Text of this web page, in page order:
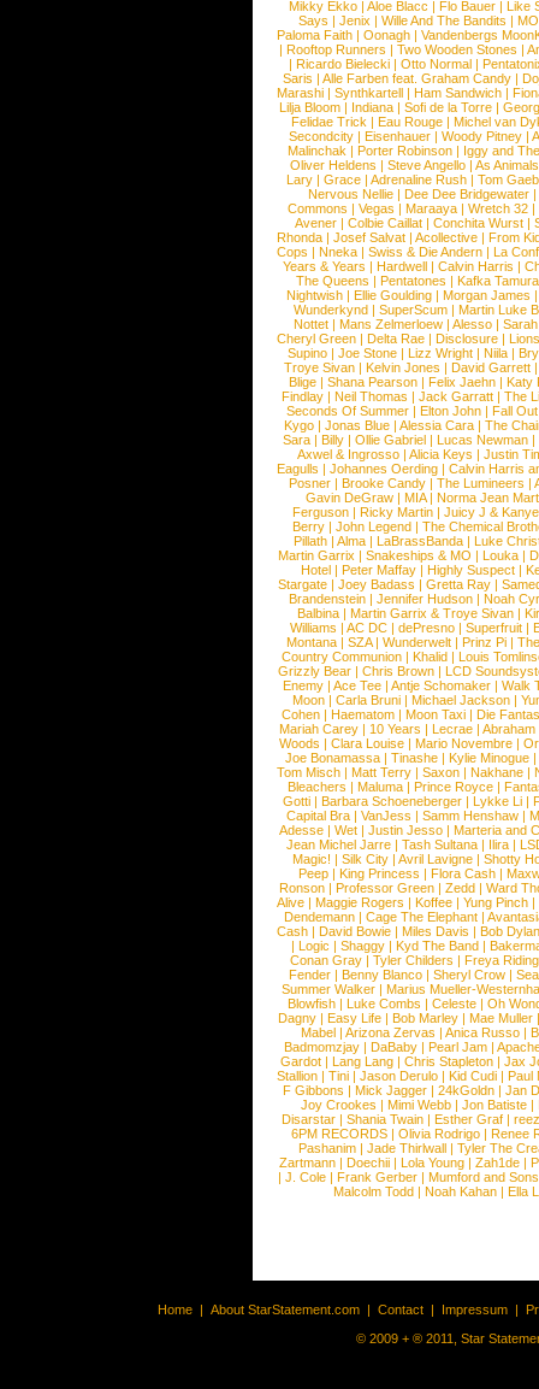
Mikky Ekko | Aloe Blacc | Flo Bauer | Like
Says | Jenix | Wille And The Bandits | MO
Paloma Faith |Oonagh |Vandenbergs
|Rooftop Runners |Two Wooden Stones |
| Ricardo Bielecki | Otto Normal |
Saris | Alle Farben feat. Graham Candy |
Marashi | Synthkartell | Ham Sandwich |
Lilja Bloom | Indiana | Sofi de la Torre |
Felidae Trick | Eau Rouge | Michel van
Secondcity |Eisenhauer |Woody Pitney |
Malinchak |Porter Robinson | Iggy and
Oliver Heldens |Steve Angello |As Animals
Lary | Grace | Adrenaline Rush | Tom
Nervous Nellie | Dee Dee Bridgewater |
Commons |Vegas |Maraaya |Wretch 32 |
Avener | Colbie Caillat | Conchita Wurst |
Rhonda | Josef Salvat | Acollective | From
Cops | Nneka | Swiss & Die Andern | La
Years & Years |Hardwell |Calvin Harris |
The Queens | Pentatones | Kafka Tamura
Nightwish |Ellie Goulding |Morgan James
Wunderkynd | SuperScum | Martin Luke
Nottet |Mans Zelmerloew |Alesso |
Cheryl Green |Delta Rae |Disclosure |
Supino |Joe Stone |Lizz Wright |Niila |
Troye Sivan | Kelvin Jones | David Garrett
Blige | Shana Pearson | Felix Jaehn | Katy
Findlay |Neil Thomas |Jack Garratt |The
Seconds Of Summer |Elton John |Fall
Kygo |Jonas Blue |Alessia Cara |The
Sara |Billy |Ollie Gabriel |Lucas Newman |
Axwel & Ingrosso | Alicia Keys | Justin
Eagulls |Johannes Oerding |Calvin Harris
Posner |Brooke Candy |The Lumineers |
Gavin DeGraw | MIA| Norma Jean
Ferguson | Ricky Martin | Juicy J &
Berry | John Legend | The Chemical
Pillath |Alma |LaBrassBanda |Luke
Martin Garrix | Snakeships & MO | Louka |
Hotel | Peter Maffay | Highly Suspect |
Stargate |Joey Badass |Gretta Ray |
Brandenstein |Jennifer Hudson |Noah
Balbina | Martin Garrix & Troye Sivan |
Williams |AC DC |dePresno |Superfruit |
Montana |SZA|Wunderwelt |Prinz Pi |
Country Communion | Khalid | Louis
Grizzly Bear | Chris Brown | LCD
Enemy | Ace Tee | Antje Schomaker | Walk
Moon |Carla Bruni |Michael Jackson |
Cohen |Haematom |Moon Taxi |Die
Mariah Carey | 10 Years | Lecrae | Abraham
Woods |Clara Louise |Mario Novembre |
Joe Bonamassa | Tinashe | Kylie Minogue |
Tom Misch |Matt Terry |Saxon |Nakhane |
Bleachers | Maluma | Prince Royce |
Gotti |Barbara Schoeneberger |Lykke Li |
Capital Bra |VanJess |Samm Henshaw |
Adesse |Wet |Justin Jesso |Marteria and
Jean Michel Jarre |Tash Sultana | Ilira |
Magic! | Silk City | Avril Lavigne | Shotty
Peep |King Princess |Flora Cash |
Ronson |Professor Green |Zedd |Ward
Alive |Maggie Rogers |Koffee |Yung Pinch |
Dendemann |Cage The Elephant |
Cash | David Bowie | Miles Davis | Bob Dylan
|Logic |Shaggy |Kyd The Band |
Conan Gray |Tyler Childers |Freya
Fender |Benny Blanco |Sheryl Crow |
Summer Walker |Marius Mueller-
Blowfish | Luke Combs | Celeste | Oh
Dagny |Easy Life |Bob Marley |Mae Muller
Mabel |Arizona Zervas |Anica Russo |
Badmomzjay |DaBaby |Pearl Jam |
Gardot | Lang Lang | Chris Stapleton | Jax
Stallion |Tini |Jason Derulo |Kid Cudi |Paul
F Gibbons | Mick Jagger | 24kGoldn | Jan
Joy Crookes | Mimi Webb | Jon Batiste |
Disarstar | Shania Twain | Esther Graf |
6PM RECORDS | Olivia Rodrigo | Renee
Pashanim |Jade Thirlwall |Tyler The
Zartmann | Doechii | Lola Young | Zah1de |
| J. Cole | Frank Gerber | Mumford and Sons
Malcolm Todd | Noah Kahan | Ella
Home | About StarStatement.com | Contact | Impressum |
© 2009 + ® 2011, Star